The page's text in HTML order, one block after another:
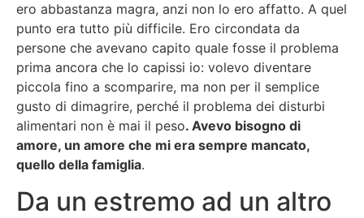
ero abbastanza magra, anzi non lo ero affatto. A quel
punto era tutto più difficile. Ero circondata da
persone che avevano capito quale fosse il problema
prima ancora che lo capissi io: volevo diventare
piccola fino a scomparire, ma non per il semplice
gusto di dimagrire, perché il problema dei disturbi
alimentari non è mai il peso. Avevo bisogno di
amore, un amore che mi era sempre mancato,
quello della famiglia.
Da un estremo ad un altro